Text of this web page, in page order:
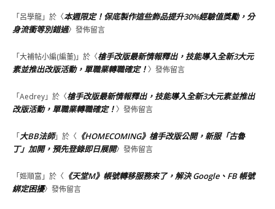
「呂學龍」於〈本週限定！保底製作這些飾品提升30%經驗值獎勵，分
身流衝等別錯過〉發佈留言
「大補帖小編(編董)」於〈槍手改版最新情報釋出，技能導入全新3大元
素並推出改版活動，單職業轉職確定！〉發佈留言
「Aedrey」於〈槍手改版最新情報釋出，技能導入全新3大元素並推出
改版活動，單職業轉職確定！〉發佈留言
「大BB法師」於〈 《HOMECOMING》槍手改版公開，新服「古魯
丁」加開，預先登錄即日展開〉發佈留言
「姬順富 」於〈 《天堂M》帳號轉移服務來了，解決 Google、FB 帳號
綁定困擾〉發佈留言